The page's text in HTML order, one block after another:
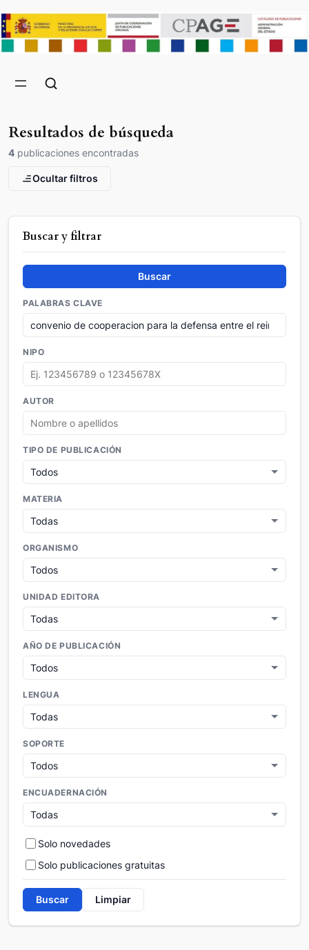
Resultados de búsqueda
4 publicaciones encontradas
Ocultar filtros
Buscar y filtrar
Buscar
PALABRAS CLAVE
NIPO
AUTOR
TIPO DE PUBLICACIÓN
MATERIA
ORGANISMO
UNIDAD EDITORA
AÑO DE PUBLICACIÓN
LENGUA
SOPORTE
ENCUADERNACIÓN
Solo novedades
Solo publicaciones gratuitas
Buscar Limpiar